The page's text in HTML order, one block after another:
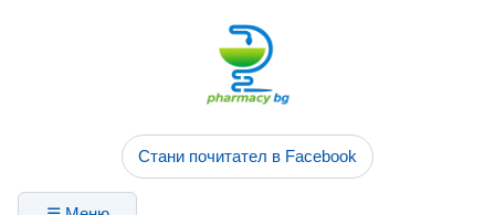
Стани почитател в Facebook